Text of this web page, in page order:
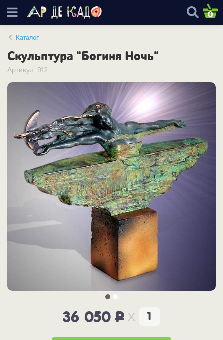
0
Каталог
Скульптура "Богиня Ночь"
Артикул: 912
36 050 P x